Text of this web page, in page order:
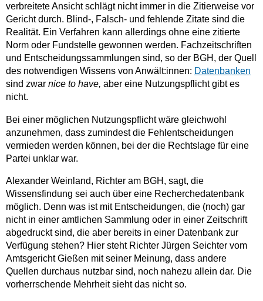
verbreitete Ansicht schlägt nicht immer in die Zitierweise vor
Gericht durch. Blind-, Falsch- und fehlende Zitate sind die
Realität. Ein Verfahren kann allerdings ohne eine zitierte
Norm oder Fundstelle gewonnen werden. Fachzeitschriften
und Entscheidungssammlungen sind, so der BGH, der Quell
des notwendigen Wissens von Anwält:innen: Datenbanken
sind zwar nice to have, aber eine Nutzungspflicht gibt es
nicht.
Bei einer möglichen Nutzungspflicht wäre gleichwohl
anzunehmen, dass zumindest die Fehlentscheidungen
vermieden werden können, bei der die Rechtslage für eine
Partei unklar war.
Alexander Weinland, Richter am BGH, sagt, die
Wissensfindung sei auch über eine Recherchedatenbank
möglich. Denn was ist mit Entscheidungen, die (noch) gar
nicht in einer amtlichen Sammlung oder in einer Zeitschrift
abgedruckt sind, die aber bereits in einer Datenbank zur
Verfügung stehen? Hier steht Richter Jürgen Seichter vom
Amtsgericht Gießen mit seiner Meinung, dass andere
Quellen durchaus nutzbar sind, noch nahezu allein dar. Die
vorherrschende Mehrheit sieht das nicht so.